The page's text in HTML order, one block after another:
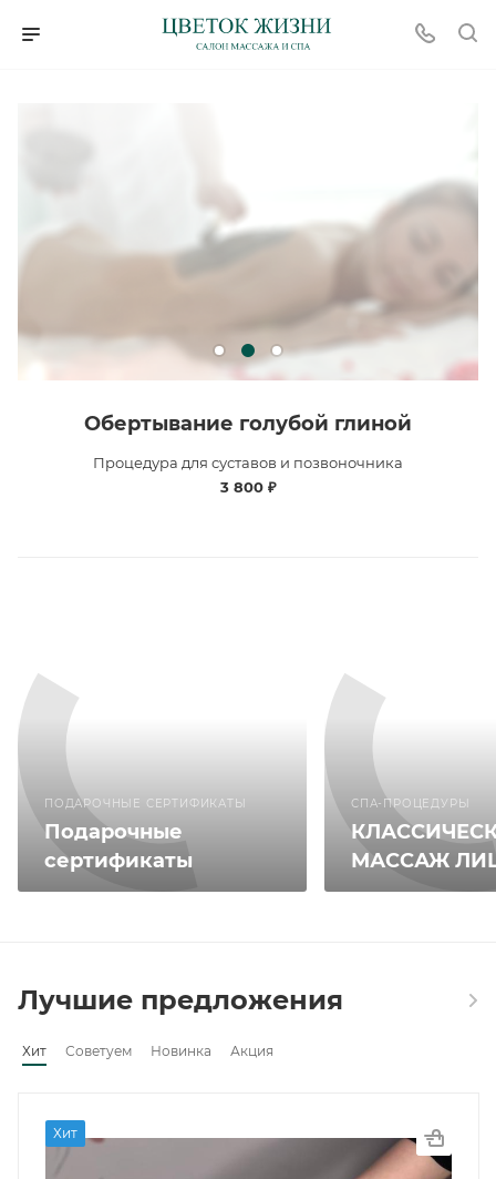
Обертывание голубой глиной
Процедура для суставов и позвоночника
3 800 ₽
ПОДАРОЧНЫЕ СЕРТИФИКАТЫ
Подарочные
сертификаты
СПА-ПРОЦЕДУРЫ
МАССАЖ
Лучшие предложения
Хит Советуем Новинка Акция
Хит